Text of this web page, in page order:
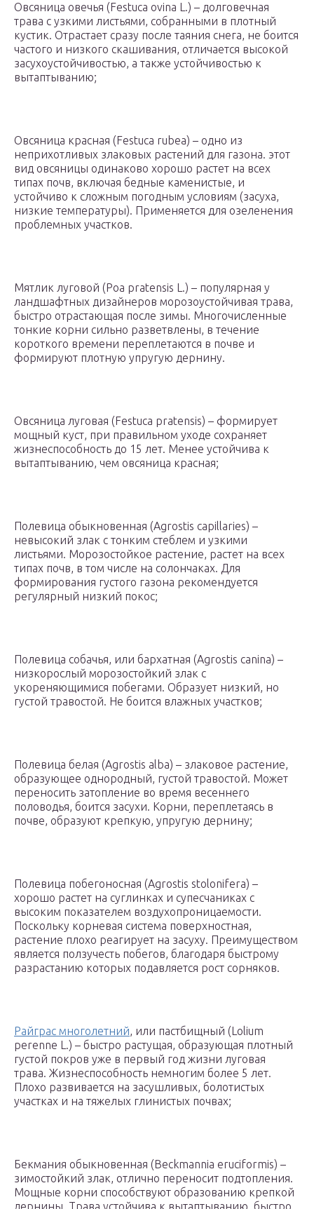
Овсяница овечья (Festuca ovina L.) – долговечная
трава с узкими листьями, собранными в плотный
кустик. Отрастает сразу после таяния снега, не боится
частого и низкого скашивания, отличается высокой
засухоустойчивостью, а также устойчивостью к
вытаптыванию;
Овсяница красная (Festuca rubea) – одно из
неприхотливых злаковых растений для газона. этот
вид овсяницы одинаково хорошо растет на всех
типах почв, включая бедные каменистые, и
устойчиво к сложным погодным условиям (засуха,
низкие температуры). Применяется для озеленения
проблемных участков.
Мятлик луговой (Poa pratensis L.) – популярная у
ландшафтных дизайнеров морозоустойчивая трава,
быстро отрастающая после зимы. Многочисленные
тонкие корни сильно разветвлены, в течение
короткого времени переплетаются в почве и
формируют плотную упругую дернину.
Овсяница луговая (Festuca pratensis) – формирует
мощный куст, при правильном уходе сохраняет
жизнеспособность до 15 лет. Менее устойчива к
вытаптыванию, чем овсяница красная;
Полевица обыкновенная (Agrostis capillaries) –
невысокий злак с тонким стеблем и узкими
листьями. Морозостойкое растение, растет на всех
типах почв, в том числе на солончаках. Для
формирования густого газона рекомендуется
регулярный низкий покос;
Полевица собачья, или бархатная (Agrostis canina) –
низкорослый морозостойкий злак с
укореняющимися побегами. Образует низкий, но
густой травостой. Не боится влажных участков;
Полевица белая (Agrostis alba) – злаковое растение,
образующее однородный, густой травостой. Может
переносить затопление во время весеннего
половодья, боится засухи. Корни, переплетаясь в
почве, образуют крепкую, упругую дернину;
Полевица побегоносная (Agrostis stolonifera) –
хорошо растет на суглинках и супесчаниках с
высоким показателем воздухопроницаемости.
Поскольку корневая система поверхностная,
растение плохо реагирует на засуху. Преимуществом
является ползучесть побегов, благодаря быстрому
разрастанию которых подавляется рост сорняков.
Райграс многолетний, или пастбищный (Lolium
perenne L.) – быстро растущая, образующая плотный
густой покров уже в первый год жизни луговая
трава. Жизнеспособность немногим более 5 лет.
Плохо развивается на засушливых, болотистых
участках и на тяжелых глинистых почвах;
Бекмания обыкновенная (Beckmannia eruciformis) –
зимостойкий злак, отлично переносит подтопления.
Мощные корни способствуют образованию крепкой
дернины. Трава устойчива к вытаптыванию, быстро